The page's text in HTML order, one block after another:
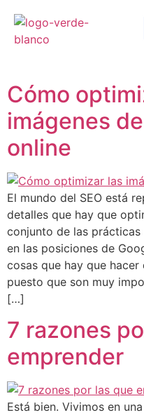
Cómo
imágenes
online
El mundo del SEO está
detalles que hay que
conjunto de las
en las posiciones de
cosas que hay que
puesto que son muy
[…]
7 razones
emprender
Está bien. Vivimos en